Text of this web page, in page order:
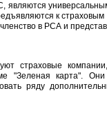
к
в РСА и
страховые
"Зеленая карта".
ряду